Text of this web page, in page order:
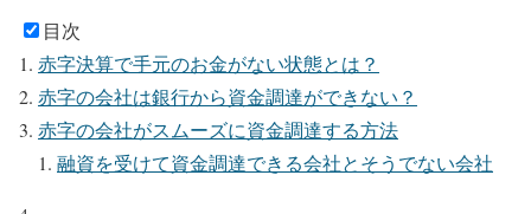
目次
赤字決算で手元のお金がない状態とは？
赤字の会社は銀行から資金調達ができない？
赤字の会社がスムーズに資金調達する方法
融資を受けて資金調達できる会社とそうでない会社